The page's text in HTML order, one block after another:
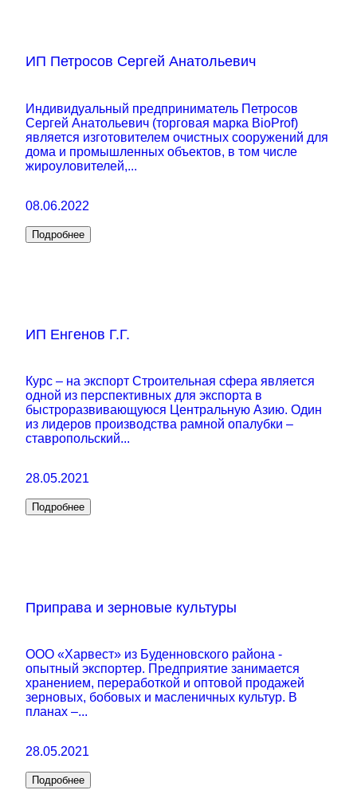
ИП Петросов Сергей Анатольевич
Индивидуальный предприниматель Петросов
Сергей Анатольевич (торговая марка BioProf)
является изготовителем очистных сооружений для
дома и промышленных объектов, в том числе
жироуловителей,...
08.06.2022
Подробнее
ИП Енгенов Г.Г.
Курс – на экспорт Строительная сфера является
одной из перспективных для экспорта в
быстроразвивающуюся Центральную Азию. Один
из лидеров производства рамной опалубки –
ставропольский...
28.05.2021
Подробнее
Приправа и зерновые культуры
ООО «Харвест» из Буденновского района -
опытный экспортер. Предприятие занимается
хранением, переработкой и оптовой продажей
зерновых, бобовых и масленичных культур. В
планах –...
28.05.2021
Подробнее